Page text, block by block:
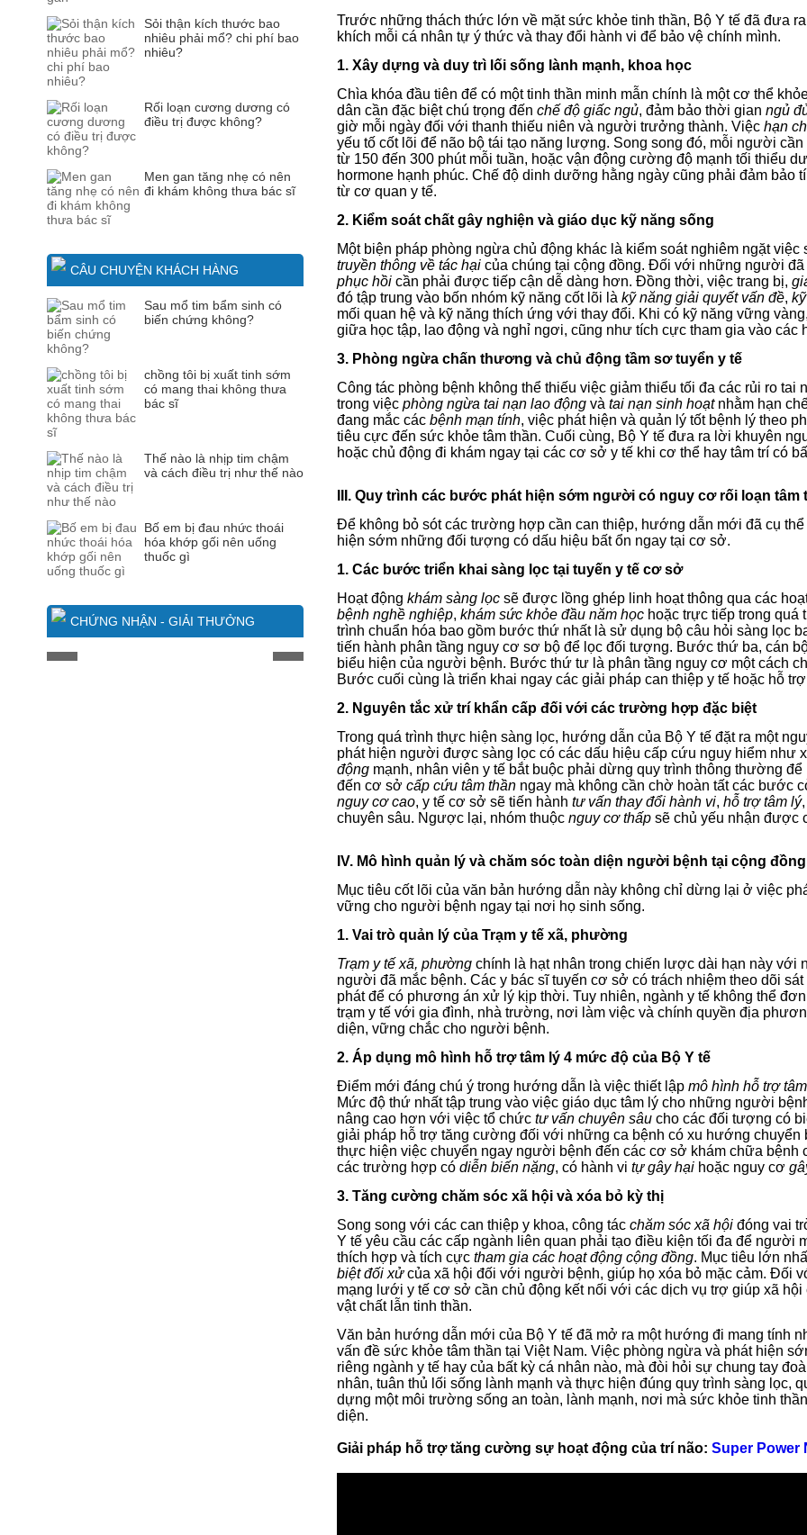
Sỏi thận kích thước bao
nhiêu phải mổ? chi phí bao
nhiêu?
Rối loạn cương dương có
điều trị được không?
Men gan tăng nhẹ có nên
đi khám không thưa bác sĩ
CÂU CHUYỆN KHÁCH HÀNG
Sau mổ tim bẩm sinh có
biến chứng không?
chồng tôi bị xuất tinh sớm
có mang thai không thưa
bác sĩ
Thế nào là nhịp tim chậm
và cách điều trị như thế nào
Bố em bị đau nhức thoái
hóa khớp gối nên uống
thuốc gì
CHỨNG NHẬN - GIẢI THƯỞNG
Trước những thách thức lớn về mặt sức khỏe tinh thần, Bộ Y tế đã đưa
khích mỗi cá nhân tự ý thức và thay đổi hành vi để bảo vệ chính mình.
1. Xây dựng và duy trì lối sống lành mạnh, khoa học
Chìa khóa đầu tiên để có một tinh thần minh mẫn chính là một cơ thể
dân cần đặc biệt chú trọng đếnchế độ giấc ngủ, đảm bảo thời gianngủ
giờ mỗi ngày đối với thanh thiếu niên và người trưởng thành. Việchạn
yếu tố cốt lõi để não bộ tái tạo năng lượng. Song song đó, mỗi người
từ 150 đến 300 phút mỗi tuần, hoặc vận động cường độ mạnh tối thiểu
hormone hạnh phúc. Chế độ dinh dưỡng hằng ngày cũng phải đảm bảo
từ cơ quan y tế.
2. Kiểm soát chất gây nghiện và giáo dục kỹ năng sống
Một biện pháp phòng ngừa chủ động khác là kiểm soát nghiêm ngặt
truyền thông về tác hại của chúng tại cộng đồng. Đối với những người
phục hồi cần phải được tiếp cận dễ dàng hơn. Đồng thời, việc trang bị,
đó tập trung vào bốn nhóm kỹ năng cốt lõi làkỹ năng giải quyết vấn đề,
mối quan hệ và kỹ năng thích ứng với thay đổi. Khi có kỹ năng vững
giữa học tập, lao động và nghỉ ngơi, cũng như tích cực tham gia vào các
3. Phòng ngừa chấn thương và chủ động tầm sơ tuyển y tế
Công tác phòng bệnh không thể thiếu việc giảm thiểu tối đa các rủi ro
trong việcphòng ngừa tai nạn lao động vàtai nạn sinh hoạtnhằm hạn
đang mắc cácbệnh mạn tính, việc phát hiện và quản lý tốt bệnh lý theo
tiêu cực đến sức khỏe tâm thần. Cuối cùng, Bộ Y tế đưa ra lời khuyên
hoặc chủ động đi khám ngay tại các cơ sở y tế khi cơ thể hay tâm trí có
III. Quy trình các bước phát hiện sớm người có nguy cơ rối loạn tâm
Để không bỏ sót các trường hợp cần can thiệp, hướng dẫn mới đã cụ
hiện sớm những đối tượng có dấu hiệu bất ổn ngay tại cơ sở.
1. Các bước triển khai sàng lọc tại tuyến y tế cơ sở
Hoạt độngkhám sàng lọc sẽ được lồng ghép linh hoạt thông qua các
bệnh nghề nghiệp,khám sức khỏe đầu năm học hoặc trực tiếp trong
trình chuẩn hóa bao gồm bước thứ nhất là sử dụng bộ câu hỏi sàng lọc
tiến hành phân tầng nguy cơ sơ bộ để lọc đối tượng. Bước thứ ba, cán
biểu hiện của người bệnh. Bước thứ tư là phân tầng nguy cơ một cách
Bước cuối cùng là triển khai ngay các giải pháp can thiệp y tế hoặc hỗ
2. Nguyên tắc xử trí khẩn cấp đối với các trường hợp đặc biệt
Trong quá trình thực hiện sàng lọc, hướng dẫn của Bộ Y tế đặt ra một
phát hiện người được sàng lọc có các dấu hiệu cấp cứu nguy hiểm như
động mạnh, nhân viên y tế bắt buộc phải dừng quy trình thông thường
đến cơ sởcấp cứu tâm thần ngay mà không cần chờ hoàn tất các
nguy cơ cao, y tế cơ sở sẽ tiến hànhtư vấn thay đổi hành vi,hỗ trợ tâm lý
chuyên sâu. Ngược lại, nhóm thuộcnguy cơ thấp sẽ chủ yếu nhận được
IV. Mô hình quản lý và chăm sóc toàn diện người bệnh tại cộng đồng
Mục tiêu cốt lõi của văn bản hướng dẫn này không chỉ dừng lại ở việc
vững cho người bệnh ngay tại nơi họ sinh sống.
1. Vai trò quản lý của Trạm y tế xã, phường
Trạm y tế xã, phường chính là hạt nhân trong chiến lược dài hạn này với
người đã mắc bệnh. Các y bác sĩ tuyến cơ sở có trách nhiệm theo dõi
phát để có phương án xử lý kịp thời. Tuy nhiên, ngành y tế không thể
trạm y tế với gia đình, nhà trường, nơi làm việc và chính quyền địa
diện, vững chắc cho người bệnh.
2. Áp dụng mô hình hỗ trợ tâm lý 4 mức độ của Bộ Y tế
Điểm mới đáng chú ý trong hướng dẫn là việc thiết lậpmô hình hỗ trợ
Mức độ thứ nhất tập trung vào việc giáo dục tâm lý cho những người
nâng cao hơn với việc tổ chứctư vấn chuyên sâu cho các đối tượng có
giải pháp hỗ trợ tăng cường đối với những ca bệnh có xu hướng
thực hiện việc chuyển ngay người bệnh đến các cơ sở khám chữa
các trường hợp códiễn biến nặng, có hành vitự gây hại hoặc nguy cơ
3. Tăng cường chăm sóc xã hội và xóa bỏ kỳ thị
Song song với các can thiệp y khoa, công tácchăm sóc xã hội đóng vai
Y tế yêu cầu các cấp ngành liên quan phải tạo điều kiện tối đa để người
thích hợp và tích cựctham gia các hoạt động cộng đồng. Mục tiêu lớn
biệt đối xửcủa xã hội đối với người bệnh, giúp họ xóa bỏ mặc cảm. Đối
mạng lưới y tế cơ sở cần chủ động kết nối với các dịch vụ trợ giúp xã
vật chất lẫn tinh thần.
Văn bản hướng dẫn mới của Bộ Y tế đã mở ra một hướng đi mang tính
vấn đề sức khỏe tâm thần tại Việt Nam. Việc phòng ngừa và phát hiện
riêng ngành y tế hay của bất kỳ cá nhân nào, mà đòi hỏi sự chung tay
nhân, tuân thủ lối sống lành mạnh và thực hiện đúng quy trình sàng lọc,
dựng một môi trường sống an toàn, lành mạnh, nơi mà sức khỏe tinh
diện.
Giải pháp hỗ trợ tăng cường sự hoạt động của trí não:Super Power